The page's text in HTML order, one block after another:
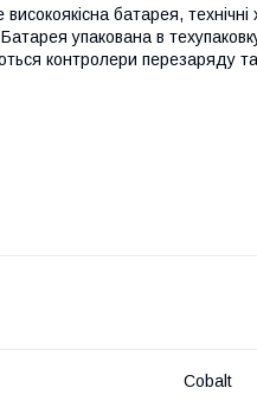
батарея, технічні
упакована в
контролери перезаряду
Cobalt